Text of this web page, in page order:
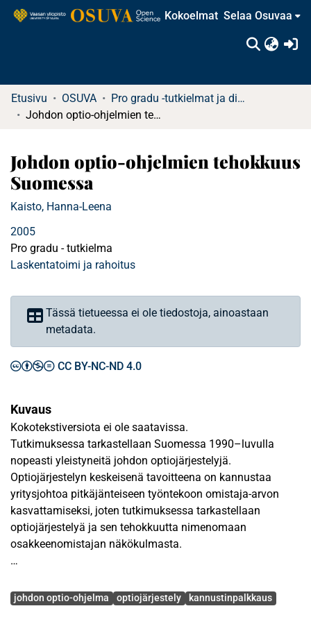
Kokoelmat Selaa Osuvaa
Etusivu OSUVA
Pro gradu -tutkielmat ja diplomityöt
Johdon optio-ohjelmien tehokkuus Suomessa
Johdon optio-ohjelmien tehokkuus
Suomessa
Kaisto, Hanna-Leena
2005
Pro gradu - tutkielma
Laskentatoimi ja rahoitus
Tässä tietueessa ei ole tiedostoja, ainoastaan
metadata.
CC BY-NC-ND 4.0
Kuvaus
Kokotekstiversiota ei ole saatavissa.
Tutkimuksessa tarkastellaan Suomessa 1990–luvulla
nopeasti yleistyneitä johdon optiojärjestelyjä.
Optiojärjestelyn keskeisenä tavoitteena on kannustaa
yritysjohtoa pitkäjänteiseen työntekoon omistaja-arvon
kasvattamiseksi, joten tutkimuksessa tarkastellaan
optiojärjestelyä ja sen tehokkuutta nimenomaan
osakkeenomistajan näkökulmasta.
kannustinpalkkaus, erityisesti optiojärjestelyjen taustalla
Avainsanat
johdon optio-ohjelma optiojärjestely kannustinpalkkaus